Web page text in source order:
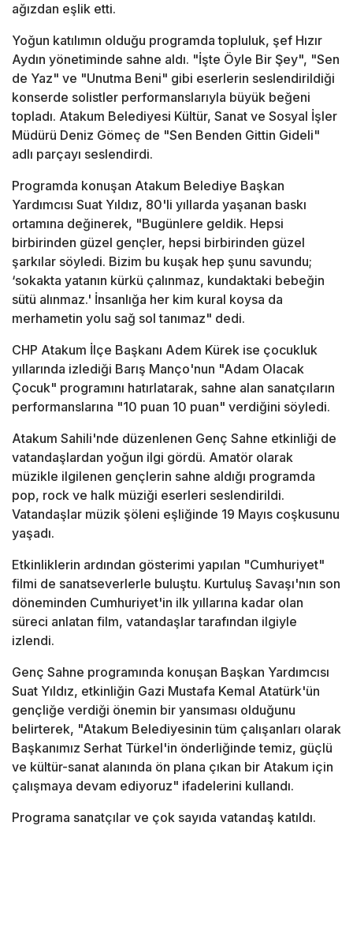
ağızdan eşlik etti.
Yoğun katılımın olduğu programda topluluk, şef Hızır
Aydın yönetiminde sahne aldı. "İşte Öyle Bir Şey", "Sen
de Yaz" ve "Unutma Beni" gibi eserlerin seslendirildiği
konserde solistler performanslarıyla büyük beğeni
topladı. Atakum Belediyesi Kültür, Sanat ve Sosyal İşler
Müdürü Deniz Gömeç de "Sen Benden Gittin Gideli"
adlı parçayı seslendirdi.
Programda konuşan Atakum Belediye Başkan
Yardımcısı Suat Yıldız, 80'li yıllarda yaşanan baskı
ortamına değinerek, "Bugünlere geldik. Hepsi
birbirinden güzel gençler, hepsi birbirinden güzel
şarkılar söyledi. Bizim bu kuşak hep şunu savundu;
‘sokakta yatanın kürkü çalınmaz, kundaktaki bebeğin
sütü alınmaz.' İnsanlığa her kim kural koysa da
merhametin yolu sağ sol tanımaz" dedi.
CHP Atakum İlçe Başkanı Adem Kürek ise çocukluk
yıllarında izlediği Barış Manço'nun "Adam Olacak
Çocuk" programını hatırlatarak, sahne alan sanatçıların
performanslarına "10 puan 10 puan" verdiğini söyledi.
Atakum Sahili'nde düzenlenen Genç Sahne etkinliği de
vatandaşlardan yoğun ilgi gördü. Amatör olarak
müzikle ilgilenen gençlerin sahne aldığı programda
pop, rock ve halk müziği eserleri seslendirildi.
Vatandaşlar müzik şöleni eşliğinde 19 Mayıs coşkusunu
yaşadı.
Etkinliklerin ardından gösterimi yapılan "Cumhuriyet"
filmi de sanatseverlerle buluştu. Kurtuluş Savaşı'nın son
döneminden Cumhuriyet'in ilk yıllarına kadar olan
süreci anlatan film, vatandaşlar tarafından ilgiyle
izlendi.
Genç Sahne programında konuşan Başkan Yardımcısı
Suat Yıldız, etkinliğin Gazi Mustafa Kemal Atatürk'ün
gençliğe verdiği önemin bir yansıması olduğunu
belirterek, "Atakum Belediyesinin tüm çalışanları olarak
Başkanımız Serhat Türkel'in önderliğinde temiz, güçlü
ve kültür-sanat alanında ön plana çıkan bir Atakum için
çalışmaya devam ediyoruz" ifadelerini kullandı.
Programa sanatçılar ve çok sayıda vatandaş katıldı.